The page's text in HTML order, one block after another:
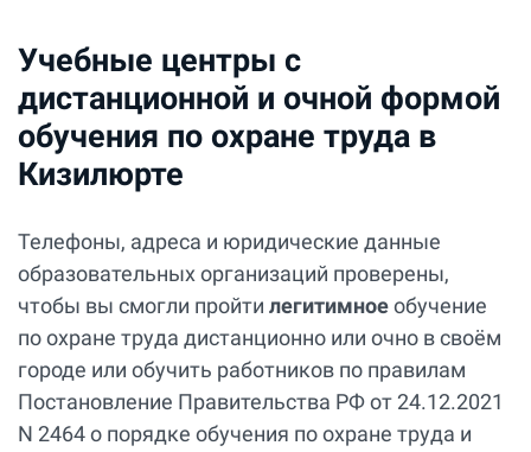
Учебные центры с
дистанционной и очной формой
обучения по охране труда в
Кизилюрте
Телефоны, адреса и юридические данные
образовательных организаций проверены,
чтобы вы смогли пройти легитимноеобучение
по охране труда дистанционно или очно в своём
городе или обучить работников по правилам
Постановление Правительства РФ от 24.12.2021
N 2464 о порядке обучения по охране труда и